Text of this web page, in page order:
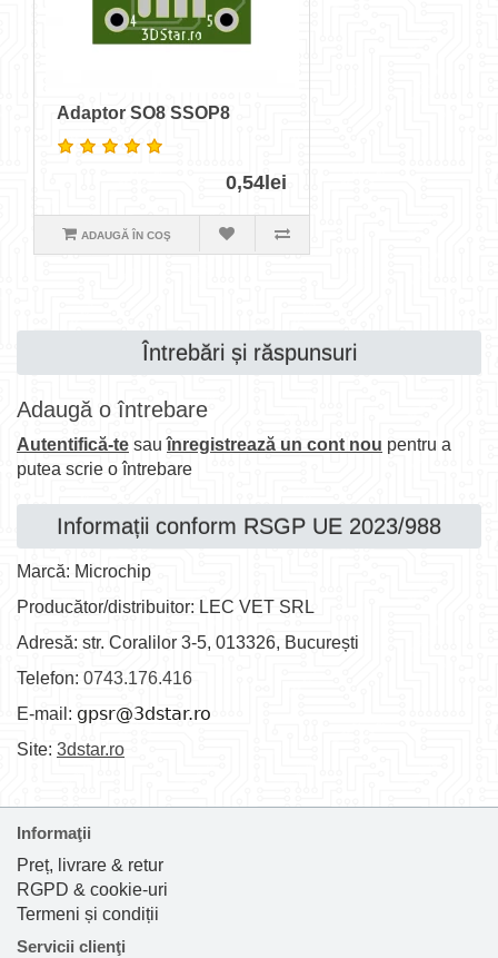
Adaptor SO8 SSOP8
0,54lei
ADAUGĂ ÎN COŞ
Întrebări și răspunsuri
Adaugă o întrebare
Autentifică-te sauînregistrează un cont nou pentru a
putea scrie o întrebare
Informații conform RSGP UE 2023/988
Marcă: Microchip
Producător/distribuitor: LEC VET SRL
Adresă: str. Coralilor 3-5, 013326, București
Telefon: 0743.176.416
E-mail:
Site: 3dstar.ro
Informaţii
Preț, livrare & retur
RGPD & cookie-uri
Termeni și condiții
Servicii clienţi